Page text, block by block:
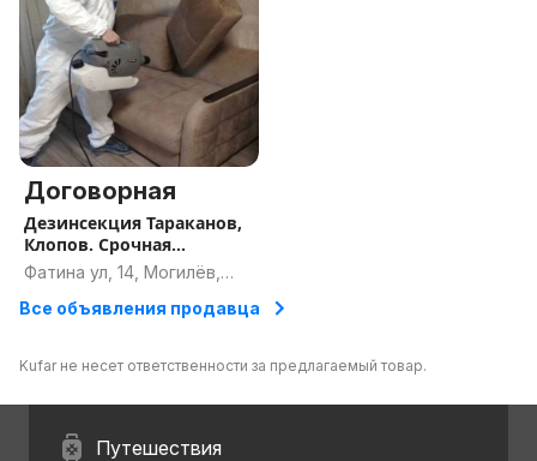
Договорная
Дезинсекция Тараканов,
Клопов. Срочная
обработка
Фатина ул, 14, Могилёв,
Все объявления продавца
Kufar не несет ответственности за предлагаемый товар.
Путешествия